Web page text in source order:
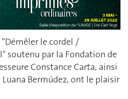
le cordel /
soutenu par la Fondation de
Constance Carta, ainsi
Bermúdez, ont le plaisir